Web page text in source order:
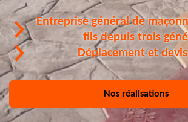
Entreprise général de
fils depuis trois
Déplacement et
Nos réalisations